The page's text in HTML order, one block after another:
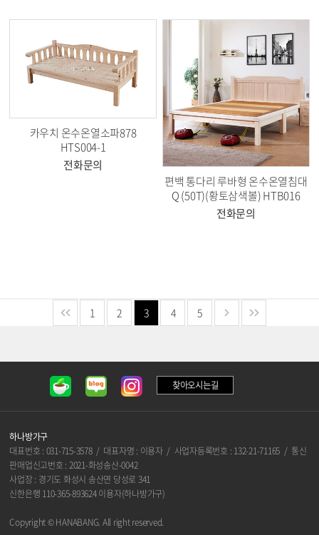
카우치 온수온열소파878
HTS004-1
전화문의
편백 통다리 루바형 온수온열침대
Q (50T)(황토삼색볼) HTB016
전화문의
1 2 3 4 5
찾아오시는길
하나방가구
대표번호 : 031-715-3578 / 대표자명 : 이용자 / 사업자등록번호 : 132-21-71165 / 통신
판매업신고번호 : 2021-화성송산-0042
사업장 : 경기도 화성시 송산면 당성로 341
신한은행 110-365-893624 이용자(하나방가구)
Copyright © HANABANG. All right reserved.